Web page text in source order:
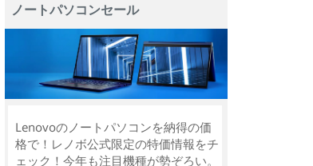
ノートパソコンセール
Lenovoのノートパソコンを納得の価
格で！レノボ公式限定の特価情報をチ
ェック！今年も注目機種が勢ぞろい。